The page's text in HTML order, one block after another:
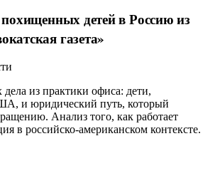
детей в Россию из
газета»
из практики офиса: дети,
и юридический путь, который
Анализ того, как работает
в российско-американском контексте.